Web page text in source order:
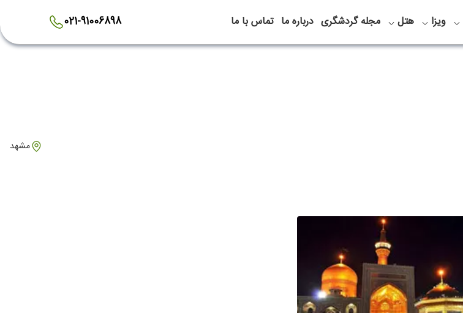
ویزا هتل مجله گردشگری درباره ما تماس با ما 021-91006898
مشهد